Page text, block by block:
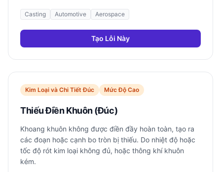
Casting Automotive Aerospace
Tạo Lỗi Này
Kim Loại và Chi Tiết Đúc Mức Độ Cao
Thiếu Điền Khuôn (Đúc)
Khoang khuôn không được điền đầy hoàn toàn, tạo ra
các đoạn hoặc cạnh bo tròn bị thiếu. Do nhiệt độ hoặc
tốc độ rót kim loại không đủ, hoặc thông khí khuôn
kém.